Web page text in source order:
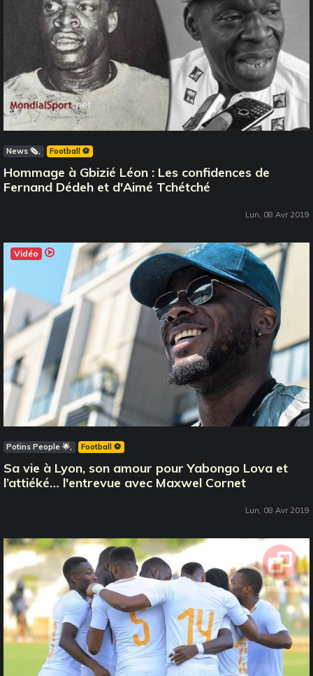
News 🗞️ Football ⚽️
Hommage à Gbizié Léon : Les confidences de
Fernand Dédeh et d'Aimé Tchétché
Lun, 08 Avr 2019
Vidéo
Potins People 🌟 Football ⚽️
Sa vie à Lyon, son amour pour Yabongo Lova et
l’attiéké… l'entrevue avec Maxwel Cornet
Lun, 08 Avr 2019